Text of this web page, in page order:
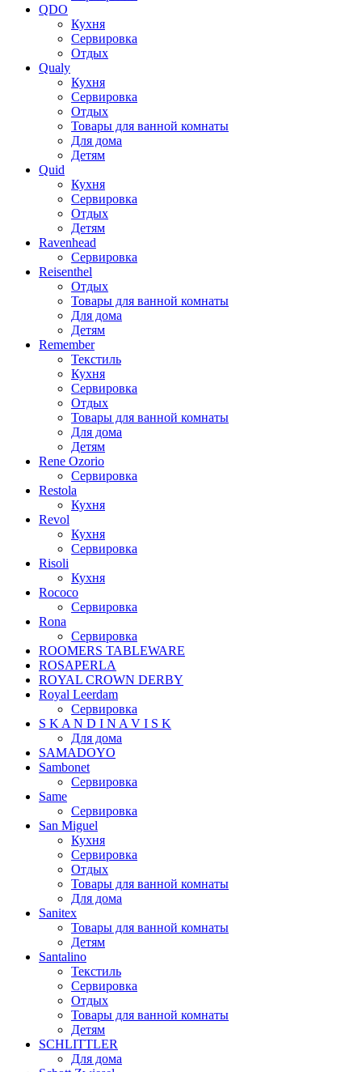
QDO
Кухня
Сервировка
Отдых
Qualy
Кухня
Сервировка
Отдых
Товары для ванной комнаты
Для дома
Детям
Quid
Кухня
Сервировка
Отдых
Детям
Ravenhead
Сервировка
Reisenthel
Отдых
Товары для ванной комнаты
Для дома
Детям
Remember
Текстиль
Кухня
Сервировка
Отдых
Товары для ванной комнаты
Для дома
Детям
Rene Ozorio
Сервировка
Restola
Кухня
Revol
Кухня
Сервировка
Risoli
Кухня
Rococo
Сервировка
Rona
Сервировка
ROOMERS TABLEWARE
ROSAPERLA
ROYAL CROWN DERBY
Royal Leerdam
Сервировка
S K A N D I N A V I S K
Для дома
SAMADOYO
Sambonet
Сервировка
Same
Сервировка
San Miguel
Кухня
Сервировка
Отдых
Товары для ванной комнаты
Для дома
Sanitex
Товары для ванной комнаты
Детям
Santalino
Текстиль
Сервировка
Отдых
Товары для ванной комнаты
Детям
SCHLITTLER
Для дома